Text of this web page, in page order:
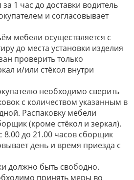
за 1 час до доставки водитель
и согласовывает
мебели осуществляется с
до места установки изделия
проверить только
и/или стёкол внутри
необходимо сверить
с количеством указанным в
Распаковку мебели
(кроме стёкол и зеркал).
8.00 до 21.00 часов сборщик
день и время приезда с
должно быть свободно.
принять меры во